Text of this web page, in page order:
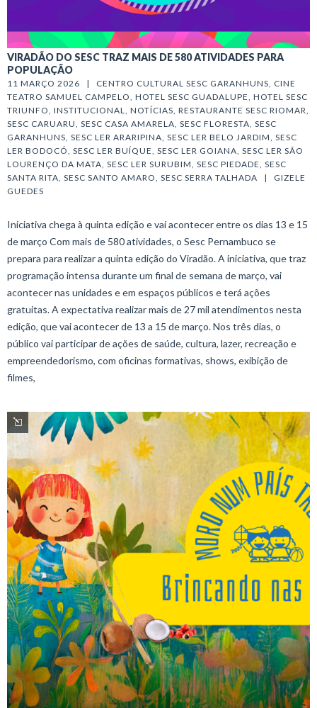
VIRADÃO DO SESC TRAZ MAIS DE 580 ATIVIDADES PARA
POPULAÇÃO
11 MARÇO 2026   | CENTRO CULTURAL SESC GARANHUNS, CINE
TEATRO SAMUEL CAMPELO, HOTEL SESC GUADALUPE, HOTEL SESC
TRIUNFO, INSTITUCIONAL, NOTÍCIAS, RESTAURANTE SESC RIOMAR
SESC CARUARU, SESC CASA AMARELA, SESC FLORESTA, SESC
GARANHUNS, SESC LER ARARIPINA, SESC LER BELO JARDIM, SESC
LER BODOCÓ, SESC LER BUÍQUE, SESC LER GOIANA, SESC LER SÃO
LOURENÇO DA MATA, SESC LER SURUBIM, SESC PIEDADE, SESC
SANTA RITA, SESC SANTO AMARO, SESC SERRA TALHADA
   |
GIZELE
GUEDES
Iniciativa chega à quinta edição e vai acontecer entre os dias 13 e 15
de março Com mais de 580 atividades, o Sesc Pernambuco se
prepara para realizar a quinta edição do Viradão. A iniciativa, que traz
programação intensa durante um final de semana de março, vai
acontecer nas unidades e em espaços públicos e terá ações
gratuitas. A expectativa realizar mais de 27 mil atendimentos nesta
edição, que vai acontecer de 13 a 15 de março. Nos três dias, o
público vai participar de ações de saúde, cultura, lazer, recreação e
empreendedorismo, com oficinas formativas, shows, exibição de
filmes,